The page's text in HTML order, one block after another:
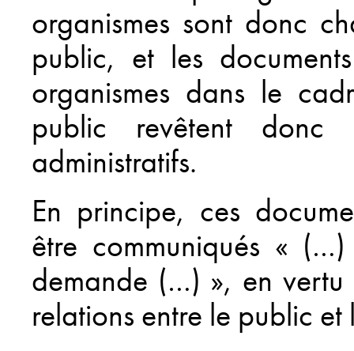
organismes sont donc
public, et les
organismes dans le
public revêtent donc
administratifs.
En principe, ces
être communiqués «
demande (…) », en vertu
relations entre le public et